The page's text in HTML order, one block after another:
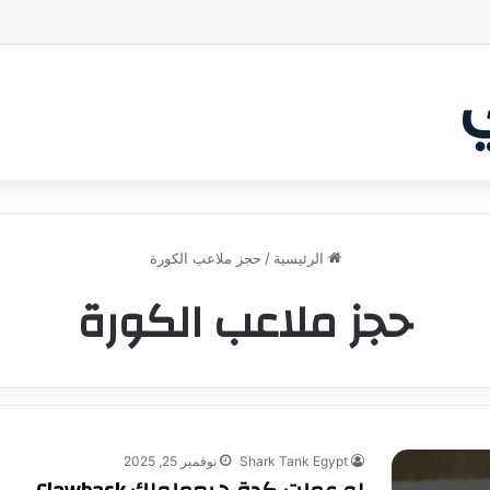
الرئيسية / حجز ملاعب الكورة
حجز ملاعب الكورة
Shark Tank Egypt نوفمبر 25, 2025